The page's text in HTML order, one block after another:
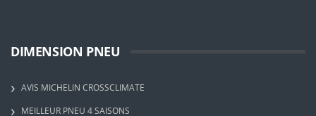
DIMENSION PNEU
AVIS MICHELIN CROSSCLIMATE
MEILLEUR PNEU 4 SAISONS